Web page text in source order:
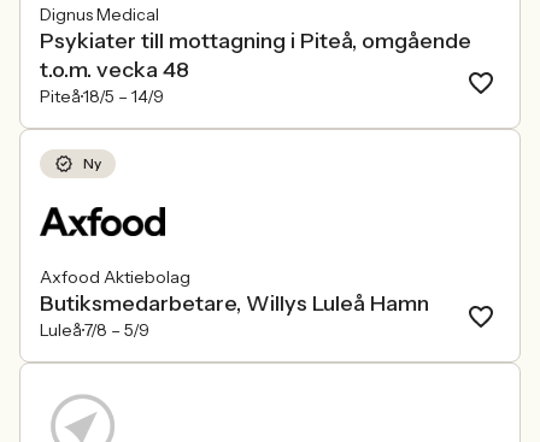
Dignus Medical
Psykiater till mottagning i Piteå, omgående
t.o.m. vecka 48
Piteå18/5 – 14/9
Ny
Axfood Aktiebolag
Butiksmedarbetare, Willys Luleå Hamn
Luleå7/8 – 5/9